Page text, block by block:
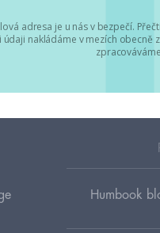
adresa je u nás v bezpečí.
nakládáme v mezích obecně
Humbook